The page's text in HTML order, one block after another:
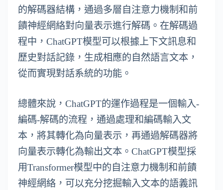
的解碼器結構，通過多層自注意力機制和前
饋神經網絡對向量表示進行解碼。在解碼過
程中，ChatGPT模型可以根據上下文訊息和
歷史對話記錄，生成相應的自然語言文本，
從而實現對話系統的功能。
總體來說，ChatGPT的運作過程是一個輸入-
編碼-解碼的流程，通過處理和編碼輸入文
本，將其轉化為向量表示，再通過解碼器將
向量表示轉化為輸出文本。ChatGPT模型採
用Transformer模型中的自注意力機制和前饋
神經網絡，可以充分挖掘輸入文本的語義訊